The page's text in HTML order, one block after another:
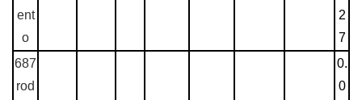
ent
o
2
7
687
rod
0.
0